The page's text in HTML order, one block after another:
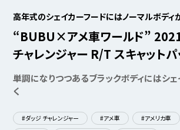
高年式のシェイカーフードにはノーマルボディ
“BUBU×アメ車ワールド”
チャレンジャー R/T スキャットパ
単調になりつつあるブラックボディにはシ
く
#ダッジ チャレンジャー #アメ車
#アメリカ車